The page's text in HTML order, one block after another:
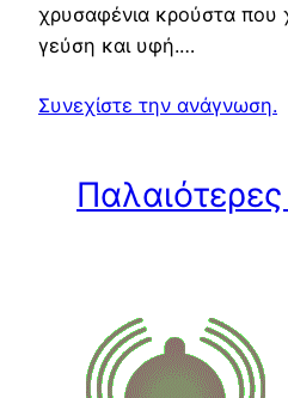
χρυσαφένια κρούστα που
γεύση και υφή.…
Συνεχίστε την ανάγνωση.